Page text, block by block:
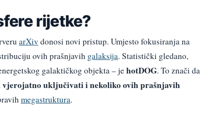
rijetke?
arXiv donosi novi pristup. Umjesto fokusiranja na
ovih prašnjavih galaksija. Statistički gledano,
galaktičkog objekta – jehotDOG. To znači da
vjerojatno uključivati i nekoliko ovih prašnjavih
megastruktura.